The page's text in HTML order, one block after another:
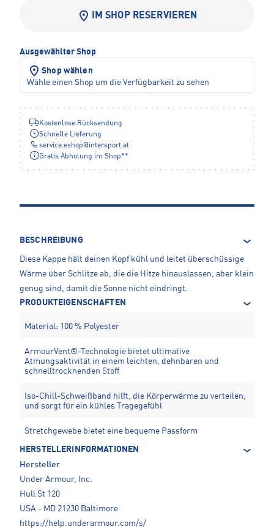
IM SHOP RESERVIEREN
Ausgewählter Shop
Shop wählen
Wähle einen Shop um die Verfügbarkeit zu sehen
Kostenlose Rücksendung
Schnelle Lieferung
service.eshop@intersport.at
Gratis Abholung im Shop**
BESCHREIBUNG
Diese Kappe hält deinen Kopf kühl und leitet überschüssige
Wärme über Schlitze ab, die die Hitze hinauslassen, aber klein
genug sind, damit die Sonne nicht eindringt.
PRODUKTEIGENSCHAFTEN
Material: 100 % Polyester
ArmourVent®-Technologie bietet ultimative
Atmungsaktivität in einem leichten, dehnbaren und
schnelltrocknenden Stoff
Iso-Chill-Schweißband hilft, die Körperwärme zu verteilen,
und sorgt für ein kühles Tragegefühl
Stretchgewebe bietet eine bequeme Passform
HERSTELLERINFORMATIONEN
Hersteller
Under Armour, Inc.
Hull St 120
USA - MD 21230 Baltimore
https://help.underarmour.com/s/